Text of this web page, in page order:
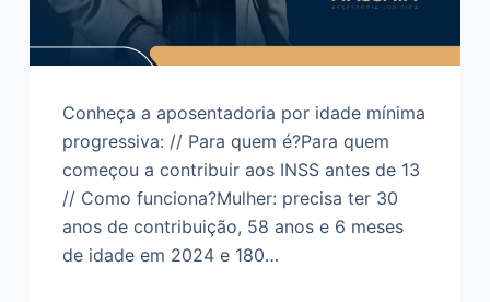
Conheça a aposentadoria por idade mínima
progressiva: // Para quem é?Para quem
começou a contribuir aos INSS antes de 13
// Como funciona?Mulher: precisa ter 30
anos de contribuição, 58 anos e 6 meses
de idade em 2024 e 180…